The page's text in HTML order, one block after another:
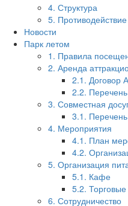
4. Структура
5.
Новости
Парк летом
1. Правила
2. Аренда
2.1. Договор
2.2.
3. Совместная
3.1.
4. Мероприятия
4.1. План
4.2.
5. Организация
5.1. Кафе
5.2. Торговые
6. Сотрудничество